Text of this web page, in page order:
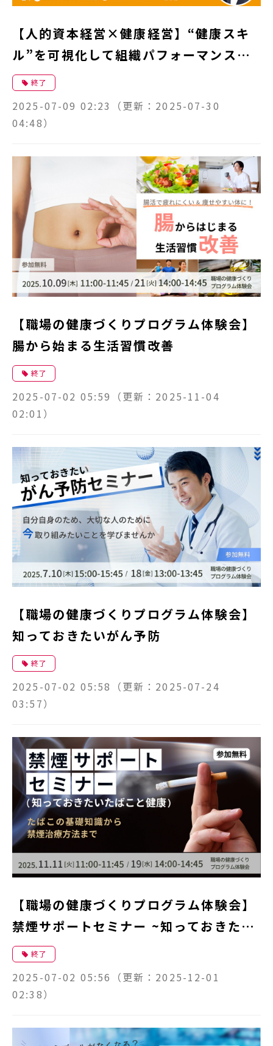
【人的資本経営×健康経営】“健康スキ
ル”を可視化して組織パフォーマンスを
底上げする最新メソッド
終了
2025-07-09 02:23 （更新： 2025-07-30
04:48）
【職場の健康づくりプログラム体験会】
腸から始まる生活習慣改善
終了
2025-07-02 05:59 （更新： 2025-11-04
02:01 ）
【職場の健康づくりプログラム体験会】
知っておきたいがん予防
終了
2025-07-02 05:58 （更新： 2025-07-24
03:57）
【職場の健康づくりプログラム体験会】
禁煙サポートセミナー ~知っておきたい
たばこと健康~
終了
2025-07-02 05:56 （更新： 2025-12-01
02:38）